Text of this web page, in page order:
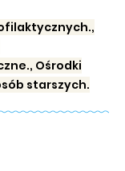
Ośrodki
starszych.